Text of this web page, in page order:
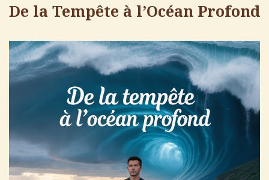
De la Tempête à l’Océan Profond